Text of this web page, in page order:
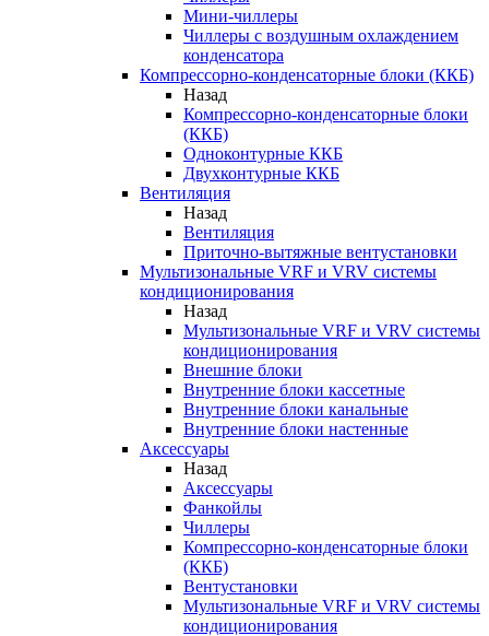
Мини-чиллеры
Чиллеры с воздушным охлаждением
конденсатора
Компрессорно-конденсаторные блоки (ККБ)
Назад
Компрессорно-конденсаторные блоки
(ККБ)
Одноконтурные ККБ
Двухконтурные ККБ
Вентиляция
Назад
Вентиляция
Приточно-вытяжные вентустановки
Мультизональные VRF и VRV системы
кондиционирования
Назад
Мультизональные VRF и VRV системы
кондиционирования
Внешние блоки
Внутренние блоки кассетные
Внутренние блоки канальные
Внутренние блоки настенные
Аксессуары
Назад
Аксессуары
Фанкойлы
Чиллеры
Компрессорно-конденсаторные блоки
(ККБ)
Вентустановки
Мультизональные VRF и VRV системы
кондиционирования